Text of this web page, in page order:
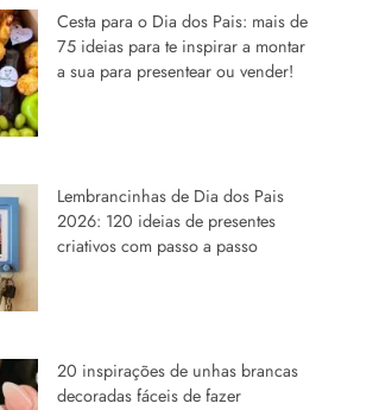
Cesta para o Dia dos Pais: mais de
75 ideias para te inspirar a montar
a sua para presentear ou vender!
Lembrancinhas de Dia dos Pais
2026: 120 ideias de presentes
criativos com passo a passo
20 inspirações de unhas brancas
decoradas fáceis de fazer